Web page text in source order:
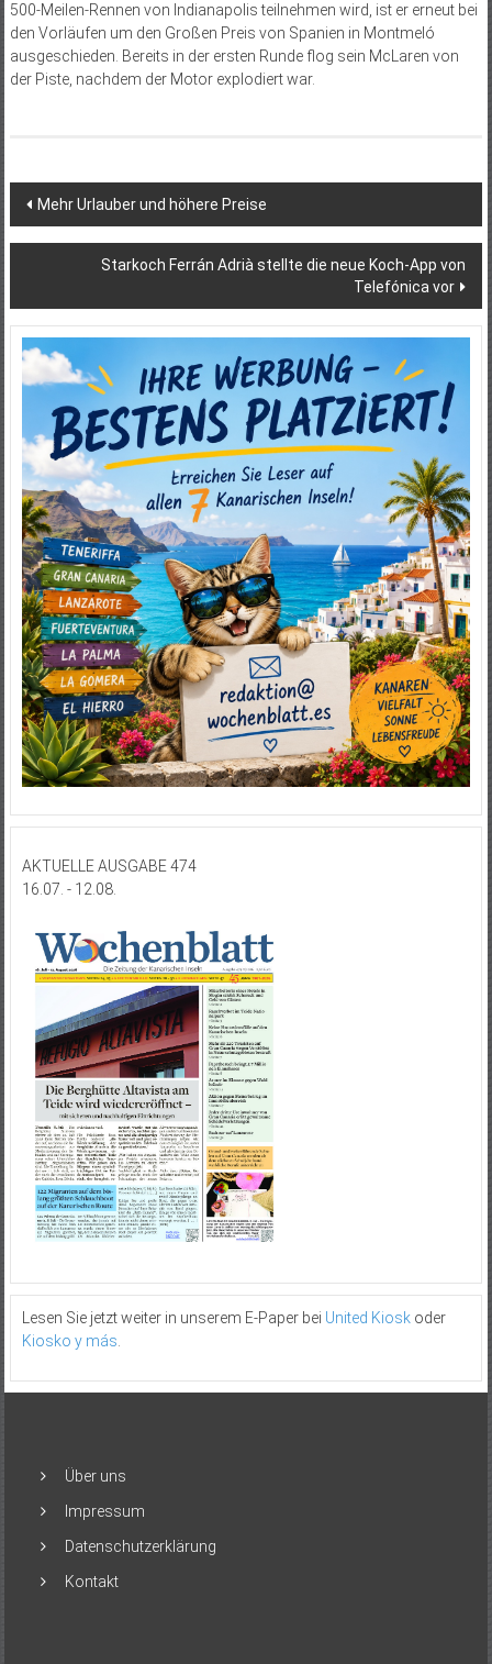
500-Meilen-Rennen von Indianapolis teilnehmen wird, ist er erneut bei
den Vorläufen um den Großen Preis von Spanien in Montmeló
ausgeschieden. Bereits in der ersten Runde flog sein McLaren von
der Piste, nachdem der Motor explodiert war.
Beitragsnavigation
Mehr Urlauber und höhere Preise
Starkoch Ferrán Adrià stellte die neue Koch-App von
Telefónica vor
AKTUELLE AUSGABE 474
16.07. - 12.08.
Lesen Sie jetzt weiter in unserem E-Paper bei United Kioskoder
Kiosko y más.
Über uns
Impressum
Datenschutzerklärung
Kontakt